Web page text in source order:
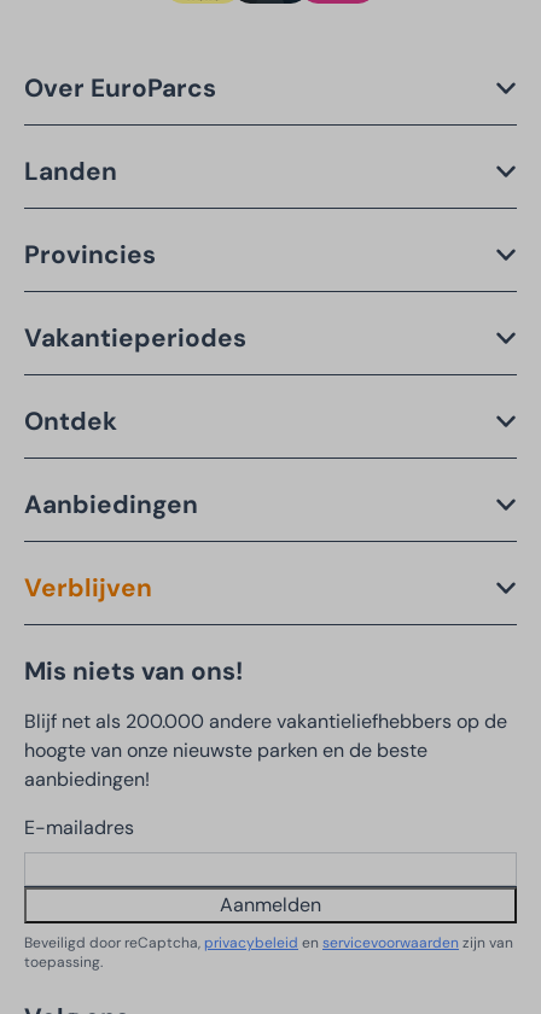
Over EuroParcs
Landen
Provincies
Vakantieperiodes
Ontdek
Aanbiedingen
Verblijven
Mis niets van ons!
Blijf net als 200.000 andere vakantieliefhebbers op de
hoogte van onze nieuwste parken en de beste
aanbiedingen!
E-mailadres
Aanmelden
Beveiligd door reCaptcha, privacybeleid en servicevoorwaarden zijn van
toepassing.